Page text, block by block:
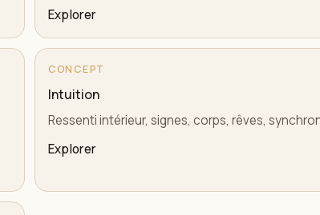
Explorer
CONCEPT
Intuition
Ressenti intérieur, signes, corps, rêves,
Explorer